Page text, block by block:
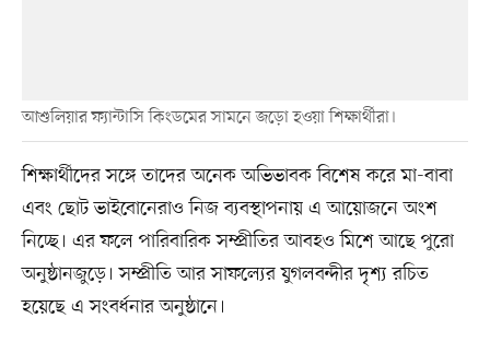
আশুলিয়ার ফ্যান্টাসি কিংডমের সামনে জড়ো হওয়া শিক্ষার্থীরা।
শিক্ষার্থীদের সঙ্গে তাদের অনেক অভিভাবক বিশেষ করে মা-বাবা
এবং ছোট ভাইবোনেরাও নিজ ব্যবস্থাপনায় এ আয়োজনে অংশ
নিচ্ছে। এর ফলে পারিবারিক সম্প্রীতির আবহও মিশে আছে পুরো
অনুষ্ঠানজুড়ে। সম্প্রীতি আর সাফল্যের যুগলবন্দীর দৃশ্য রচিত
হয়েছে এ সংবর্ধনার অনুষ্ঠানে।